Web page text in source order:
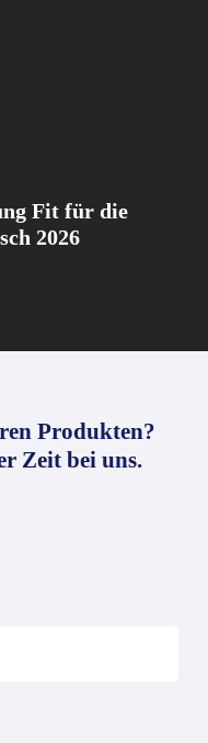
Fit für die
2026
Produkten?
Zeit bei uns.